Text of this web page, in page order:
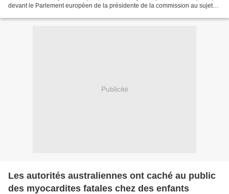
devant le Parlement européen de la présidente de la commission au sujet
Publicité
Les autorités australiennes ont caché au public
des myocardites fatales chez des enfants